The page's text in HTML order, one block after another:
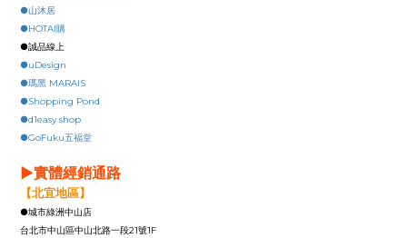
●山沐居
●HOTAI購
●誠品線上
●uDesign
●瑪黑 MARAIS
●Shopping Pond
●d1easy shop
●GoFuku五福堂
▶實體經銷通路
【北宜地區】
●城市綠洲中山店
台北市中山區中山北路一段21號1F